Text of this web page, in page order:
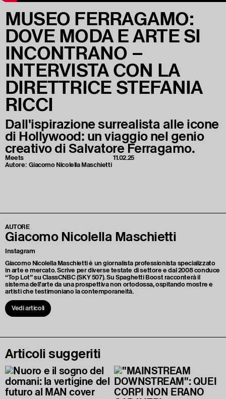
MUSEO FERRAGAMO:
DOVE MODA E ARTE SI
INCONTRANO –
INTERVISTA CON LA
DIRETTRICE STEFANIA
RICCI
Dall'ispirazione surrealista alle icone
di Hollywood: un viaggio nel genio
creativo di Salvatore Ferragamo.
Meets
Autore:Giacomo Nicolella Maschietti
11.02.25
AUTORE
Giacomo Nicolella Maschietti
Instagram
Giacomo Nicolella Maschietti è un giornalista professionista specializzato
in arte e mercato. Scrive per diverse testate di settore e dal 2008 conduce
“Top Lot” su ClassCNBC (SKY 507). Su Spaghetti Boost racconterà il
sistema dell'arte da una prospettiva non ortodossa, ospitando mostre e
artisti che testimoniano la contemporaneità.
Vedi articoli
Articoli suggeriti